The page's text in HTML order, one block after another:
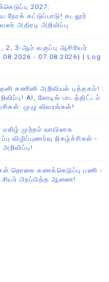
2027:
நேரக் கட்டுப்பாடு! கடலூர்
அதிரடி அறிவிப்பு
3-ஆம் வகுப்பு ஆசிரியர்
- 07.08.2026) | Log
கணினி அறிவியல் புத்தகம்! :
AI, கோடிங் பாடத்திட்டம்
முழு விவரங்கள்!
முற்றம் வாயிலாக
விழிப்புணர்வு நிகழ்ச்சிகள் -
தொகை கணக்கெடுப்பு பணி -
பிறப்பித்த ஆணை!